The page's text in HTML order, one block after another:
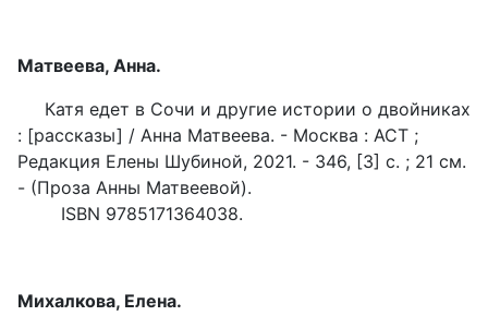
Матвеева, Анна.
Катя едет в Сочи и другие истории о двойниках
: [рассказы] / Анна Матвеева. - Москва : ACT ;
Редакция Елены Шубиной, 2021. - 346, [3] с. ; 21 см.
- (Проза Анны Матвеевой).
ISBN 9785171364038.
Михалкова, Елена.